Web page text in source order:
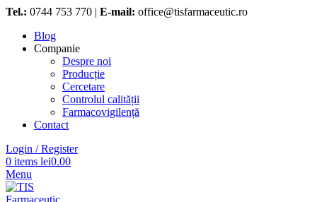
Tel.: 0744 753 770 | E-mail: office@tisfarmaceutic.ro
Blog
Companie
Despre noi
Producție
Cercetare
Controlul calității
Farmacovigilență
Contact
Login / Register
0 items lei0.00
Menu